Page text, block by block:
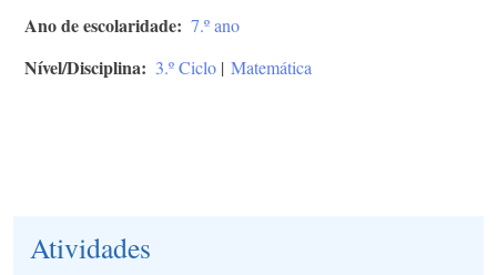
Ano de escolaridade 7.º ano
Nível/Disciplina 3.º Ciclo | Matemática
Atividades